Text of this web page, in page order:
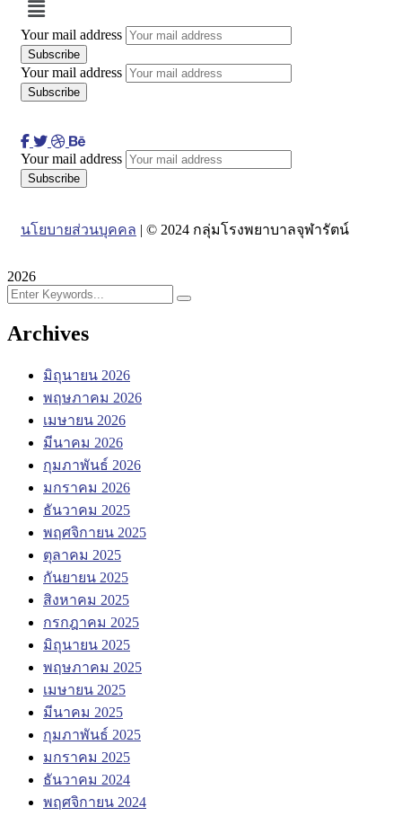
Your mail address
Your mail address
Your mail address
นโยบายส่วนบุคคล | © 2024 กลุ่มโรงพยาบาลจุฬารัตน์
2026
Archives
มิถุนายน 2026
พฤษภาคม 2026
เมษายน 2026
มีนาคม 2026
กุมภาพันธ์ 2026
มกราคม 2026
ธันวาคม 2025
พฤศจิกายน 2025
ตุลาคม 2025
กันยายน 2025
สิงหาคม 2025
กรกฎาคม 2025
มิถุนายน 2025
พฤษภาคม 2025
เมษายน 2025
มีนาคม 2025
กุมภาพันธ์ 2025
มกราคม 2025
ธันวาคม 2024
พฤศจิกายน 2024